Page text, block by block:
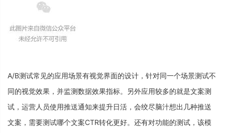
A/B测试常 见的应用场景有视觉界面的设计 ， 针对同一个场景测试不
同的视觉效果 ， 并监测数据效果指标。 另外应用较多的就是文案测
试 ， 运营人 员使用推送通知来提升日活 ， 会绞尽脑汁想出 几种推送
文案 ， 需要测试哪个文案CTR转化更好。 还有对功能的测试 ， 该模